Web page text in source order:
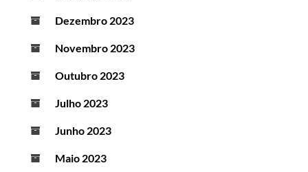
Dezembro 2023
Novembro 2023
Outubro 2023
Julho 2023
Junho 2023
Maio 2023